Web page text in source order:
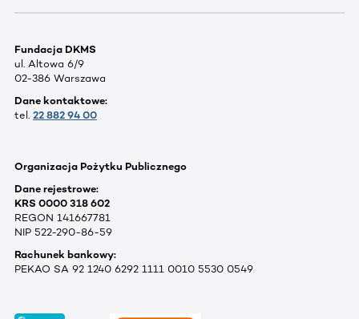
Fundacja DKMS
ul. Altowa 6/9
02-386 Warszawa
Dane kontaktowe:
tel. 22 882 94 00
Organizacja Pożytku Publicznego
Dane rejestrowe:
KRS 0000 318 602
REGON 141667781
NIP 522-290-86-59
Rachunek bankowy:
PEKAO SA 92 1240 6292 1111 0010 5530 0549